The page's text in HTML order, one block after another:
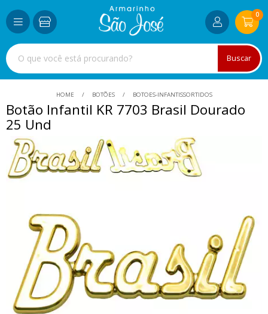
Buscar
0
HOME BOTÕES BOTOES-INFANTISSORTIDOS
Botão Infantil KR 7703 Brasil Dourado
25 Und